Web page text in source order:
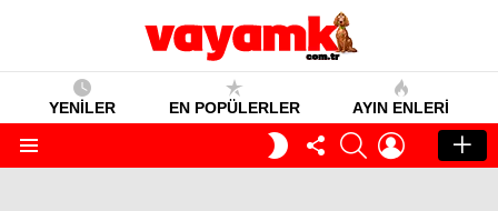
YENİLER EN POPÜLERLER AYIN ENLERI
GECE
MODU
TAKIP
ET
SEARCHGIRIŞ